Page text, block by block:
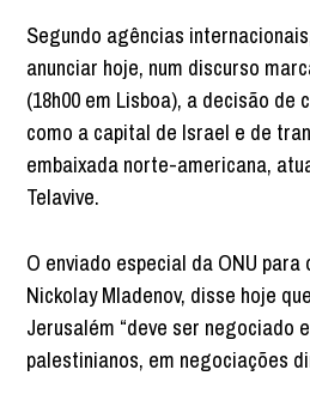
Segundo agências
anunciar hoje, num discurso
(18h00 em Lisboa), a decisão de
como a capital de Israel e de
embaixada norte-americana,
Telavive.
O enviado especial da ONU
Nickolay Mladenov, disse hoje
Jerusalém “deve ser negociado
palestinianos, em negociações